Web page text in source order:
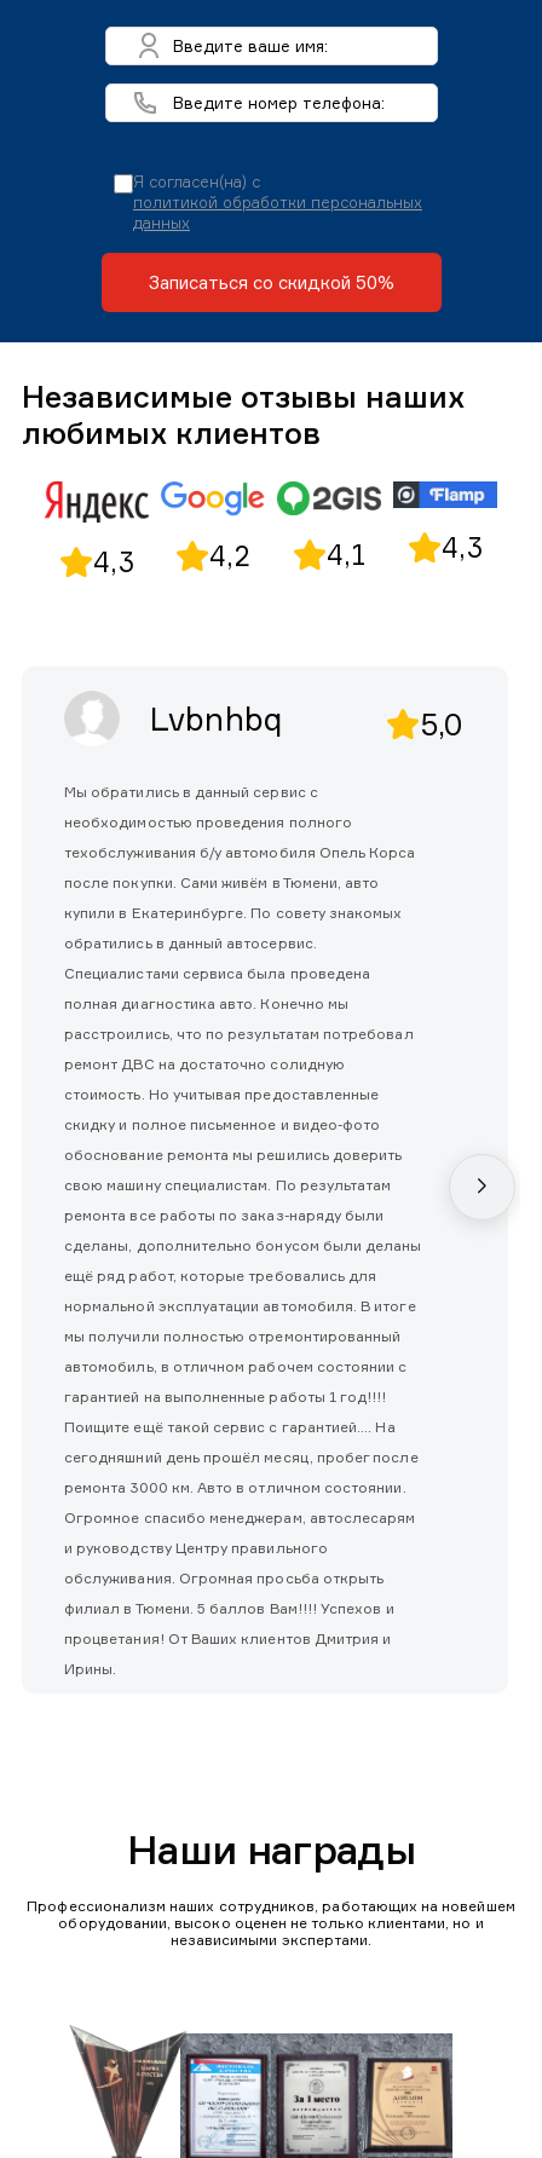
Я согласен(на) с
политикой обработки персональных
данных
Записаться со скидкой 50%
Независимые отзывы наших
любимых клиентов
4,3 4,2 4,1 4,3
Lvbnhbq 5,0
Мы обратились в данный сервис с
необходимостью проведения полного
техобслуживания б/у автомобиля Опель Корса
после покупки. Сами живём в Тюмени, авто
купили в Екатеринбурге. По совету знакомых
обратились в данный автосервис.
Специалистами сервиса была проведена
полная диагностика авто. Конечно мы
расстроились, что по результатам потребовал
ремонт ДВС на достаточно солидную
стоимость. Но учитывая предоставленные
скидку и полное письменное и видео-фото
обоснование ремонта мы решились доверить
свою машину специалистам. По результатам
ремонта все работы по заказ-наряду были
сделаны, дополнительно бонусом были деланы
ещё ряд работ, которые требовались для
нормальной эксплуатации автомобиля. В итоге
мы получили полностью отремонтированный
автомобиль, в отличном рабочем состоянии с
гарантией на выполненные работы 1 год!!!!
Поищите ещё такой сервис с гарантией.... На
сегодняшний день прошёл месяц, пробег после
ремонта 3000 км. Авто в отличном состоянии.
Огромное спасибо менеджерам, автослесарям
и руководству Центру правильного
обслуживания. Огромная просьба открыть
филиал в Тюмени. 5 баллов Вам!!!! Успехов и
процветания! От Ваших клиентов Дмитрия и
Ирины.
Наши награды
Профессионализм наших сотрудников, работающих на новейшем
оборудовании, высоко оценен не только клиентами, но и
независимыми экспертами.